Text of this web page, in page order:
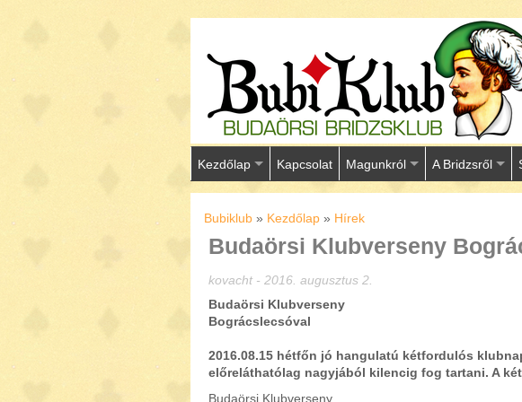
Kezdőlap Kapcsolat Magunkról A Bridzsről
Bubiklub » Kezdőlap » Hírek
Budaörsi Klubverseny
kovacht - 2016. augusztus 2.
Budaörsi Klubverseny
Bográcslecsóval
2016.08.15 hétfőn jó hangulatú kétfordulós
előreláthatólag nagyjából kilencig fog tartani. A
Budaörsi Klubverseny